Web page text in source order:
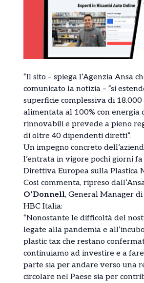
“Il sito – spiega l’Agenzia Ansa
comunicato la notizia – “si
superficie complessiva di 18.000
alimentata al 100% con energia
rinnovabili e prevede a pieno
di oltre 40 dipendenti diretti”.
Un impegno concreto
l’entrata in vigore pochi giorni
Direttiva Europea sulla Plastica
Così commenta, ripreso
O’Donnell, General Manager di
HBC Italia:
“Nonostante le difficoltà del
legate alla pandemia e
plastic tax che restano
continuiamo ad investire e a
parte sia per andare verso una
circolare nel Paese sia per